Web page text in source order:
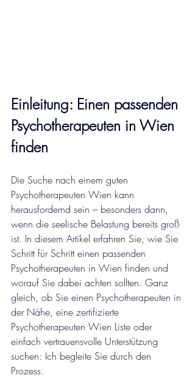
Einleitung: Einen passenden
Psychotherapeuten in Wien
finden
Die Suche nach einem guten
Psychotherapeuten Wien kann
herausfordernd sein – besonders dann,
wenn die seelische Belastung bereits groß
ist. In diesem Artikel erfahren Sie, wie Sie
Schritt für Schritt einen passenden
Psychotherapeuten in Wien finden und
worauf Sie dabei achten sollten. Ganz
gleich, ob Sie einen Psychotherapeuten in
der Nähe, eine zertifizierte
Psychotherapeuten Wien Liste oder
einfach vertrauensvolle Unterstützung
suchen: Ich begleite Sie durch den
Prozess.